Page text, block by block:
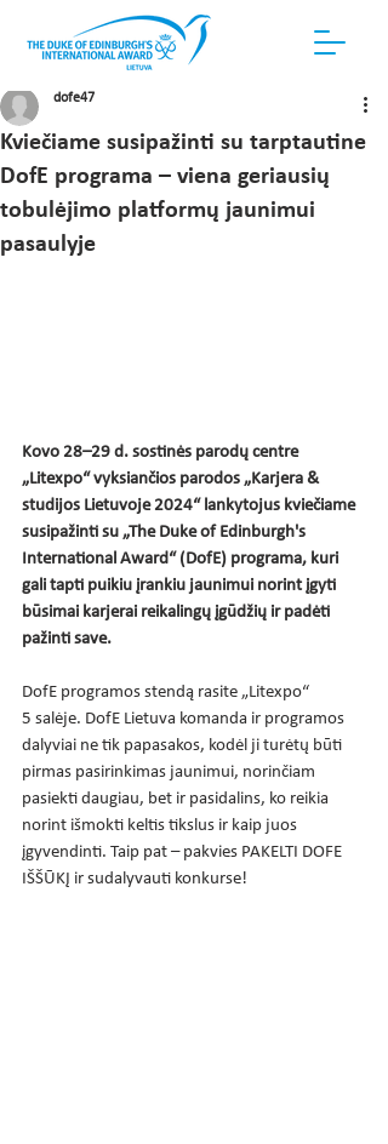
Kviečiame susipažinti su tarptautine
DofE programa – viena geriausių
tobulėjimo platformų jaunimui
pasaulyje
dofe47
Kovo 28­–29 d. sostinės parodų centre
„Litexpo“ vyksiančios parodos „Karjera &
studijos Lietuvoje 2024“ lankytojus kviečiame
susipažinti su „The Duke of Edinburgh's
International Award“ (DofE) programa, kuri
gali tapti puikiu įrankiu jaunimui norint įgyti
būsimai karjerai reikalingų įgūdžių ir padėti
pažinti save.
DofE programos stendą rasite „Litexpo“
5 salėje. DofE Lietuva komanda ir programos
dalyviai ne tik papasakos, kodėl ji turėtų būti
pirmas pasirinkimas jaunimui, norinčiam
pasiekti daugiau, bet ir pasidalins, ko reikia
norint išmokti keltis tikslus ir kaip juos
įgyvendinti. Taip pat – pakvies PAKELTI DOFE
IŠŠŪKĮ ir sudalyvauti konkurse!